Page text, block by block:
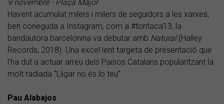
9 novembre - Plaça Major
Havent acumulat milers i milers de seguidors a les xarxes,
ben coneguda a Instagram, com a #tontaca13, la
bandautora barcelonina va debutar amb Natural(Halley
Records, 2018). Una excel·lent targeta de presentació que
l’ha dut a actuar arreu dels Països Catalans popularitzant la
molt radiada “Lligar no és lo teu”.
Pau Alabajos